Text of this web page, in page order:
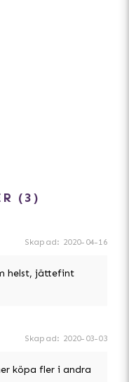
3
Skapad: 2020-04-16
helst, jättefint
Skapad: 2020-03-03
köpa fler i andra